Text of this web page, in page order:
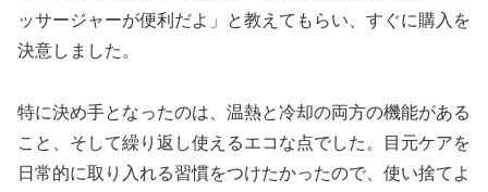
ッサージャーが便利だよ」と教えてもらい、すぐに購入を
決意しました。
特に決め手となったのは、温熱と冷却の両方の機能がある
こと、そして繰り返し使えるエコな点でした。目元ケアを
日常的に取り入れる習慣をつけたかったので、使い捨てよ